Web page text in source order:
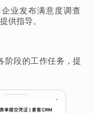
业发布满意度调查
供指导。
阶段的工作任务，提